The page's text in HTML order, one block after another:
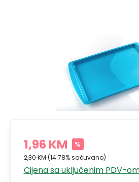
1,96 KM %
2,30 KM(14.78% sačuvano)
Cijena sa uključenim PDV-